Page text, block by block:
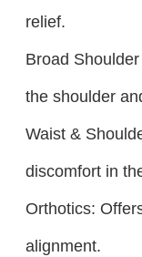
relief.
Broad
the shoulder
Waist &
discomfort in
Orthotics:
alignment.